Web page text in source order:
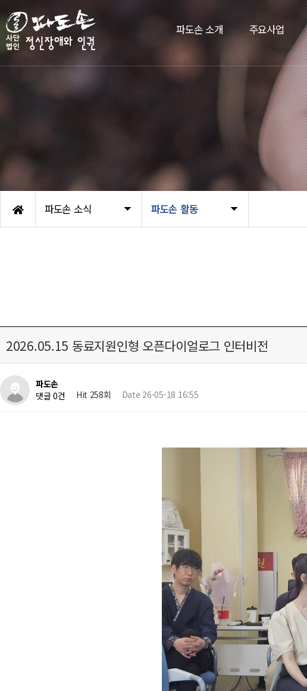
파도손 소개 주요사업
파도손 소식 파도손 활동
2026.05.15 동료지원인형 오픈다이얼로그 인터비전
파도손
댓글 0건
Hit 258회 Date 26-05-18 16:55